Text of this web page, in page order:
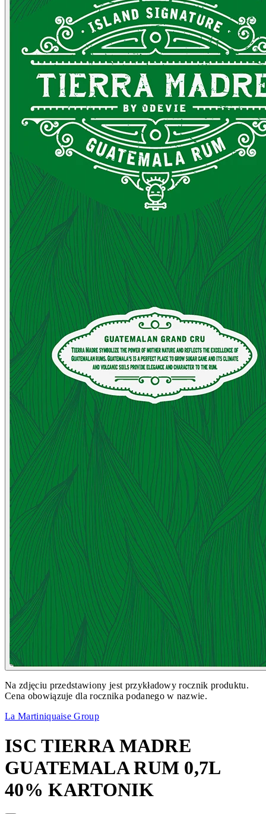
Na zdjęciu przedstawiony jest przykładowy rocznik produktu.
Cena obowiązuje dla rocznika podanego w nazwie.
La Martiniquaise Group
ISC TIERRA MADRE
GUATEMALA RUM 0,7L
40% KARTONIK